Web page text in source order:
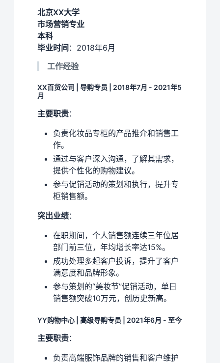
北京XX大学
市场营销专业
本科
毕业时间 ：2018年6月
工作经验
XX百货公司 | 导购专员 | 2018年7月 - 2021年5
月
主要职责：
负责化妆品专柜的产品推介和销售工
作。
通过与客户深入沟通，了解其需求，
提供个性化的购物建议。
参与促销活动的策划和执行，提升专
柜销售额。
突出业绩：
在职期间，个人销售额连续三年位居
部门前三位，年均增长率达15%。
成功处理多起客户投诉，提升了客户
满意度和品牌形象。
参与策划的“美妆节”促销活动，单日
销售额突破10万元，创历史新高。
YY购物中心 | 高级导购专员 | 2021年6月 - 至今
主要职责：
负责高端服饰品牌的销售和客户维护